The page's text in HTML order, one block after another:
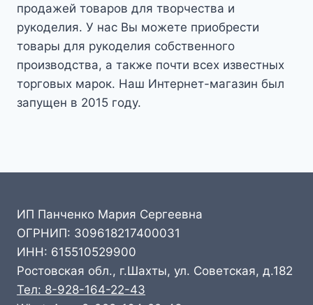
продажей товаров для творчества и
рукоделия. У нас Вы можете приобрести
товары для рукоделия собственного
производства, а также почти всех известных
торговых марок. Наш Интернет-магазин был
запущен в 2015 году.
ИП Панченко Мария Сергеевна
ОГРНИП: 309618217400031
ИНН: 615510529900
Ростовская обл., г.Шахты, ул. Советская, д.182
Тел: 8-928-164-22-43